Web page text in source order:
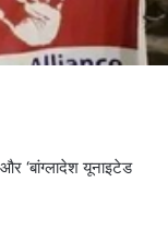
‘बांग्लादेश यूनाइटेड